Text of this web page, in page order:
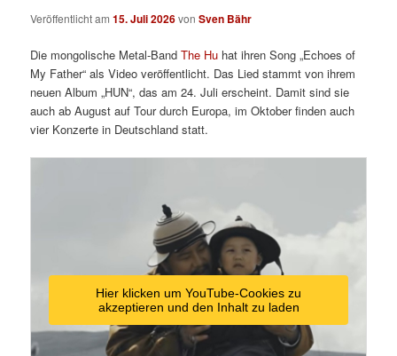
Veröffentlicht am15. Juli 2026vonSven Bähr
Die mongolische Metal-BandThe Hu hat ihren Song „Echoes of
My Father“ als Video veröffentlicht. Das Lied stammt von ihrem
neuen Album „HUN“, das am 24. Juli erscheint. Damit sind sie
auch ab August auf Tour durch Europa, im Oktober finden auch
vier Konzerte in Deutschland statt.
Hier klicken um YouTube-Cookies zu
akzeptieren und den Inhalt zu laden